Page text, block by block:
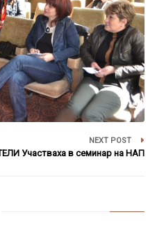
NEXT POST
Участваха в семинар на НАП